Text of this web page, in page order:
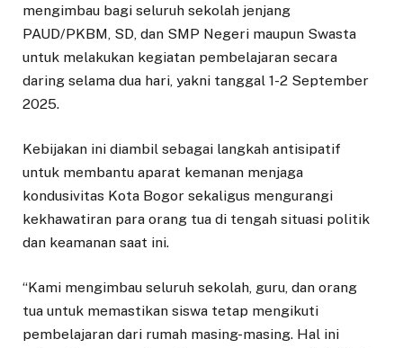
mengimbau bagi seluruh sekolah jenjang
PAUD/PKBM, SD, dan SMP Negeri maupun Swasta
untuk melakukan kegiatan pembelajaran secara
daring selama dua hari, yakni tanggal 1-2 September
2025.
Kebijakan ini diambil sebagai langkah antisipatif
untuk membantu aparat kemanan menjaga
kondusivitas Kota Bogor sekaligus mengurangi
kekhawatiran para orang tua di tengah situasi politik
dan keamanan saat ini.
“Kami mengimbau seluruh sekolah, guru, dan orang
tua untuk memastikan siswa tetap mengikuti
pembelajaran dari rumah masing-masing. Hal ini